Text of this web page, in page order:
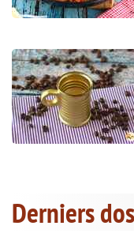
Derniers